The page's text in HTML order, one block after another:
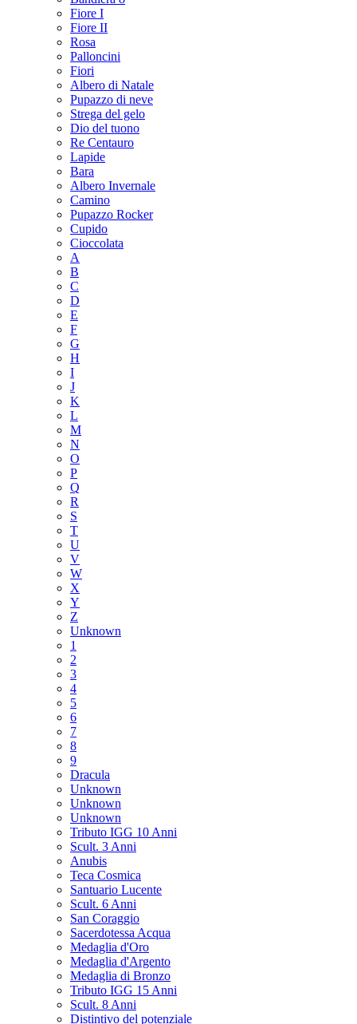
Fiore I
Fiore II
Rosa
Palloncini
Fiori
Albero di Natale
Pupazzo di neve
Strega del gelo
Dio del tuono
Re Centauro
Lapide
Bara
Albero Invernale
Camino
Pupazzo Rocker
Cupido
Cioccolata
A
B
C
D
E
F
G
H
I
J
K
L
M
N
O
P
Q
R
S
T
U
V
W
X
Y
Z
Unknown
1
2
3
4
5
6
7
8
9
Dracula
Unknown
Unknown
Unknown
Tributo IGG 10 Anni
Scult. 3 Anni
Anubis
Teca Cosmica
Santuario Lucente
Scult. 6 Anni
San Coraggio
Sacerdotessa Acqua
Medaglia d'Oro
Medaglia d'Argento
Medaglia di Bronzo
Tributo IGG 15 Anni
Scult. 8 Anni
Distintivo del potenziale